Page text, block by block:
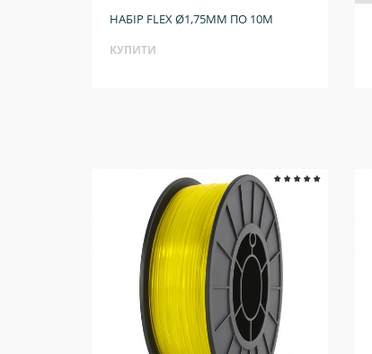
НАБІР FLEX Ø1,75ММ ПО 10М
КУПИТИ